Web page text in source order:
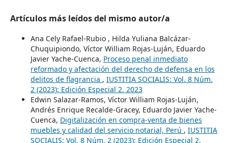
Artículos más leídos del mismo autor/a
Ana Cely Rafael-Rubio , Hilda Yuliana Balcázar-
Chuquipiondo, Víctor William Rojas-Luján, Eduardo
Javier Yache-Cuenca, Proceso penal inmediato
reformado y afectación del derecho de defensa en los
delitos de flagrancia , IUSTITIA SOCIALIS: Vol. 8 Núm.
2 (2023): Edición Especial 2. 2023
Edwin Salazar-Ramos, Víctor William Rojas-Luján,
Andrés Enrique Recalde-Gracey, Eduardo Javier Yache-
Cuenca, Digitalización en compra-venta de bienes
muebles y calidad del servicio notarial, Perú , IUSTITIA
SOCIALIS: Vol. 8 Núm. 2 (2023): Edición Especial 2.